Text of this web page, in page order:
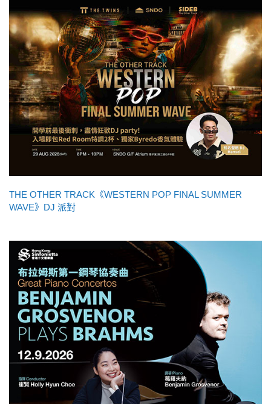
THE OTHER TRACK《WESTERN POP FINAL SUMMER
WAVE》DJ 派對